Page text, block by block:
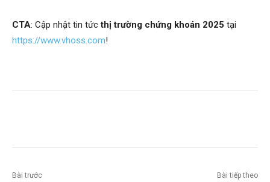
CTA: Cập nhật tin tứcthị trường chứng khoán 2025 tại
https://www.vhoss.com!
Bài trước Bài tiếp theo